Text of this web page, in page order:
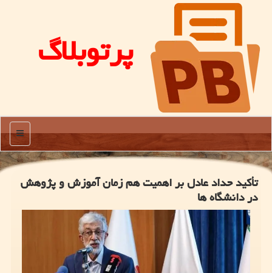
پرتوبلاگ
منو
تأکید حداد عادل بر اهمیت هم زمان آموزش و پژوهش
در دانشگاه ها